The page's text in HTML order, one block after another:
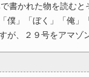
た物を読むとそ
」「ぼく」「俺」
、２９号をアマゾ